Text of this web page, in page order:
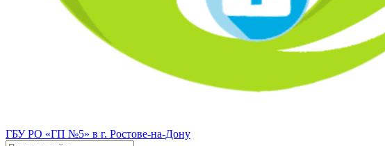
ГБУ РО «ГП №5» в г. Ростове-на-Дону